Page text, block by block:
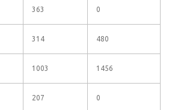
363 0
314 480
1003 1456
207 0